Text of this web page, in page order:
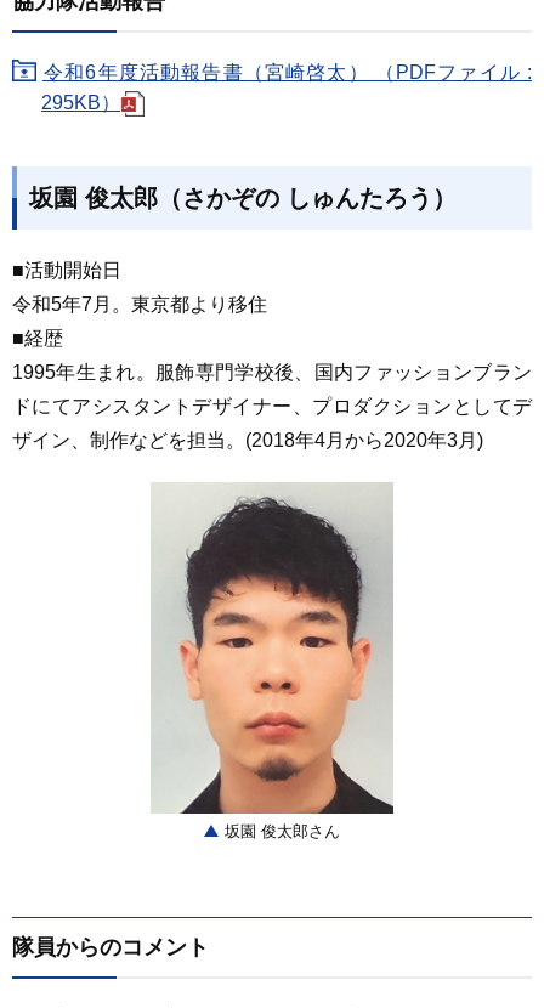
令和6年度活動報告書（宮崎啓太） （PDFファイル :
295KB）
坂園 俊太郎（さかぞの しゅんたろう）
■活動開始日
令和5年7月。東京都より移住
■経歴
1995年生まれ。服飾専門学校後、国内ファッションブラン
ドにてアシスタントデザイナー、プロダクションとしてデ
ザイン、制作などを担当。(2018年4月から2020年3月)
坂園 俊太郎さん
隊員からのコメント